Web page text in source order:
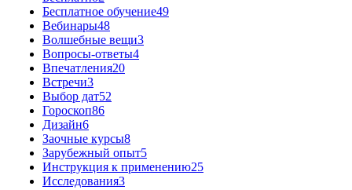
Бесплатное обучение49
Вебинары48
Волшебные вещи3
Вопросы-ответы4
Впечатления20
Встречи3
Выбор дат52
Гороскоп86
Дизайн6
Заочные курсы8
Зарубежный опыт5
Инструкция к применению25
Исследования3